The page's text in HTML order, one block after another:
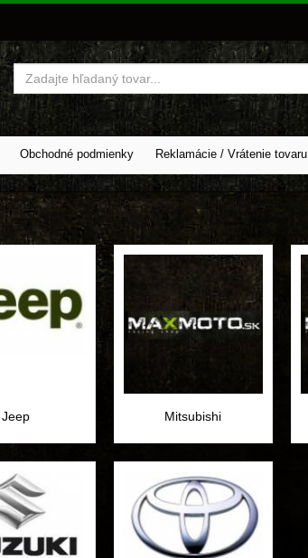
Vyhľadať
Obchodné podmienky Reklamácie / Vrátenie tovaru
Jeep Mitsubishi